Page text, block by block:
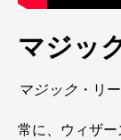
マジッ
マジック ・リ
常に、ウィザ